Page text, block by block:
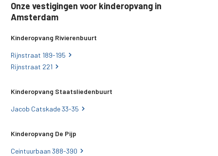
Onze vestigingen voor kinderopvang in
Amsterdam
Kinderopvang Rivierenbuurt
Rijnstraat 189-195
Rijnstraat 221
Kinderopvang Staatsliedenbuurt
Jacob Catskade 33-35
Kinderopvang De Pijp
Ceintuurbaan 388-390